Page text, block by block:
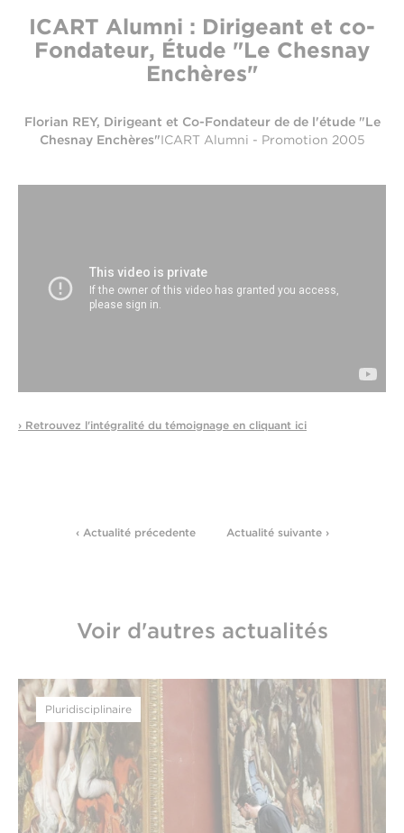
ICART Alumni : Dirigeant et co-
Fondateur, Étude "Le Chesnay
Enchères"
Florian REY, Dirigeant et Co-Fondateur de de l'étude "Le
Chesnay Enchères"ICART Alumni - Promotion 2005
› Retrouvez l'intégralité du témoignage en cliquant ici
‹ Actualité précedente Actualité suivante ›
Voir d'autres actualités
Pluridisciplinaire